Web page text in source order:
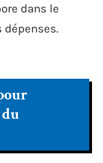
dans le
dépenses.